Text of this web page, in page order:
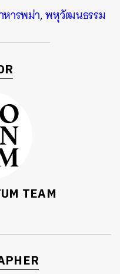
หารพม่า,พหุวัฒนธรรม
TEAM